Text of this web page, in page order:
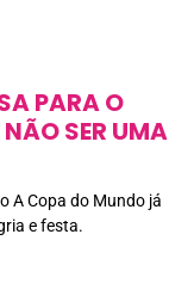
PARA O
SER UMA
A Copa do Mundo já
e festa.